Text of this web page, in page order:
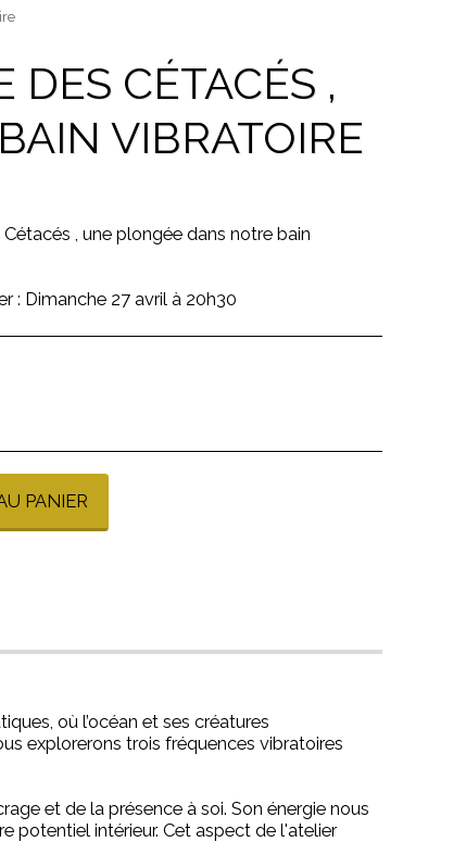
CÉTACÉS ,
VIBRATOIRE
, une plongée dans notre bain
: Dimanche 27 avril à 20h30
PANIER
où l’océan et ses créatures
explorerons trois fréquences vibratoires
et de la présence à soi. Son énergie nous
potentiel intérieur. Cet aspect de l'atelier